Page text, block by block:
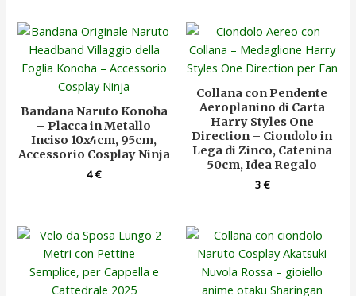
Bandana Naruto Konoha
– Placca in Metallo
Inciso 10x4cm, 95cm,
Accessorio Cosplay Ninja
4€
Collana con Pendente
Aeroplanino di Carta
Harry Styles One
Direction – Ciondolo in
Lega di Zinco, Catenina
50cm, Idea Regalo
3€